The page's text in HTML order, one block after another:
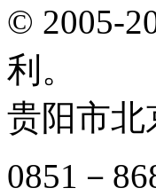
© 2005-
利。
贵阳市北
0851－